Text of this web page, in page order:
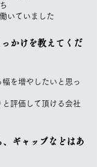
いていました
かけを教えてくだ
を増やしたいと思っ
評価して頂ける会社
ギャップなどはあ